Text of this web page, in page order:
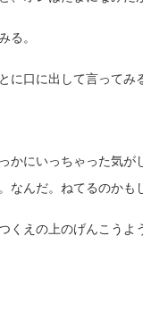
る。
に口に出して言ってみ
かにいっちゃった気
んだ。ねてるのかも
くえの上のげんこう